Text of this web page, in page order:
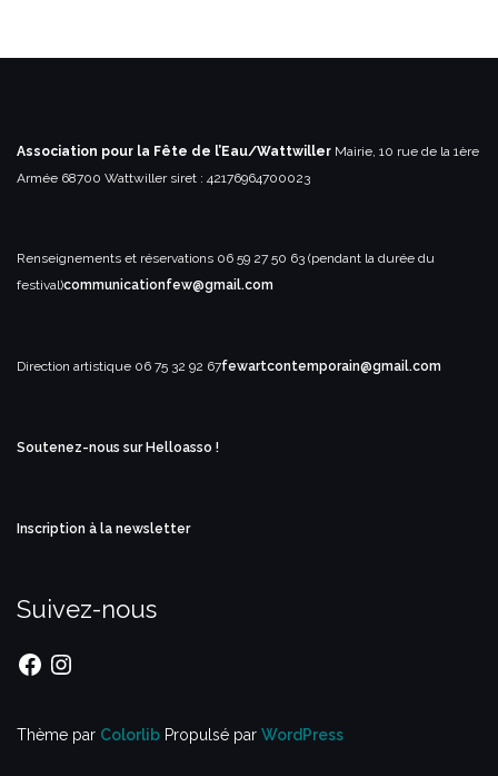
Association pour la Fête de l’Eau/Wattwiller Mairie, 10 rue de la 1ère
Armée 68700 Wattwillersiret : 42176964700023
Renseignements et réservations 06 59 27 50 63 (pendant la durée du
festival)communicationfew@gmail.com
Direction artistique 06 75 32 92 67fewartcontemporain@gmail.com
Soutenez-nous sur Helloasso !
Inscription à la newsletter
Suivez-nous
FacebookInstagram
Thème par Colorlib Propulsé par WordPress